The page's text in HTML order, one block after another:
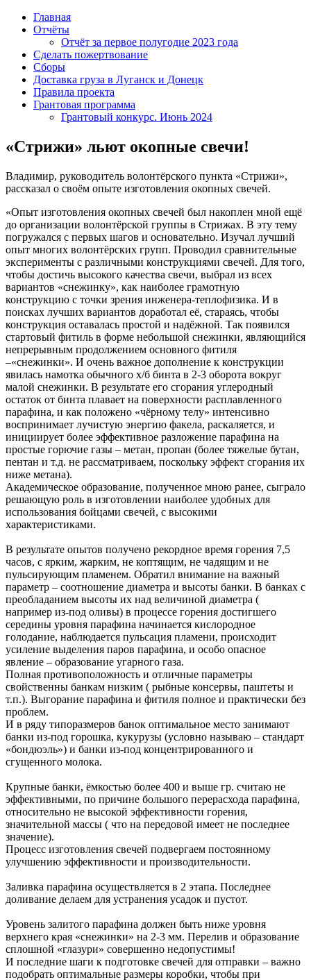
Главная
Отчёты
Отчёт за первое полугодие 2023 года
Сделать пожертвование
Сборы
Доставка груза в Луганск и Донецк
Правила проекта
Грантовая программа
Грантовый конкурс. Июнь 2024
«Стрижи» льют окопные свечи!
Владимир, руководитель волонтёрского пункта «Стрижи»,
рассказал о своём опыте изготовления окопных свечей.
«Опыт изготовления окопных свечей был накоплен мной ещё
до организации волонтёрской группы в Стрижах. В эту тему
погружался с первых шагов и основательно. Изучал лучший
опыт многих волонтёрских групп. Проводил сравнительные
эксперименты с различными конструкциями свечей. Для того,
чтобы достичь высокого качества свечи, выбрал из всех
вариантов «снежинку», как наиболее грамотную
конструкцию с точки зрения инженера-теплофизика. И в
поисках лучших вариантов доработал её, стараясь, чтобы
конструкция оставалась простой и надёжной. Так появился
стартовый фитиль в форме небольшой снежинки, являющийся
непрерывным продолжением основного фитиля
–«снежинки». И очень важное дополнение к конструкции
явилась намотка обычного х/б бинта в 2-3 оборота вокруг
малой снежинки. В результате его сгорания углеродный
остаток от бинта плавает на поверхности расплавленного
парафина, и как положено «чёрному телу» интенсивно
воспринимает лучистую энергию факела, раскаляется, и
инициирует более эффективное разложение парафина на
простые горючие газы – метан, пропан (более тяжелые бутан,
пентан и т.д. не рассматриваем, поскольку эффект сгорания их
ниже метана).
Академическое образование, полученное мною ранее, сыграло
решающую роль в изготовлении наиболее удобных для
использования бойцами свечей, с высокими
характеристиками.
В результате опытов получено рекордное время горения 7,5
часов, с ярким, жарким, не коптящим, не чадящим и не
пульсирующим пламенем. Обратил внимание на важный
параметр – соотношение диаметра и высоты банки. В банках с
преобладанием высоты их над величиной диаметра (
например из-под оливы) в процессе горения достигшего
середины уровня парафина начинается кислородное
голодание, наблюдается пульсация пламени, происходит
усиление выделения паров парафина, и особо опасное
явление – образование угарного газа.
Полная противоположность и отличные параметры
свойственны банкам низким ( рыбные консервы, паштеты и
т.п.). Выгорание парафина и фитиля полное и практически без
проблем.
И в ряду типоразмеров банок оптимальное место занимают
банки из-под горошка, кукурузы (условно называю – стандарт
«бондюэль») и банки из-под концентрированного и
сгущенного молока.
Крупные банки, ёмкостью более 400 и выше гр. считаю не
эффективными, по причине большого перерасхода парафина,
относительно не высокой эффективности горения,
значительной массы ( что на передовой имеет не последнее
значение).
Процесс изготовления свечей подвергаем постоянному
улучшению эффективности и производительности.
Заливка парафина осуществляется в 2 этапа. Последнее
доливание делаем для устранения усадок и пустот.
Уровень залитого парафина должен быть ниже уровня
верхнего края «снежинки» на 2-3 мм. Перелив и образование
сплошной «глазури» совершенно недопустимы!
И последние шаги к подготовке свечей для отправки – важно
подобрать оптимальные размеры коробки, чтобы при